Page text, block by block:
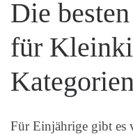
Die
für
Kategorien
Für Einjährige gibt es